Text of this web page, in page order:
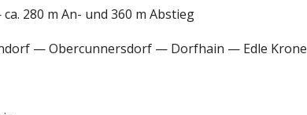
ca. 280 m An- und 360 m Abstieg
—Obercunnersdorf — Dorfhain — Edle Krone